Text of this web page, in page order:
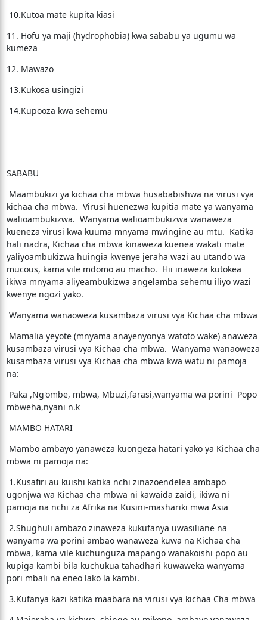
10.Kutoa mate kupita kiasi
11. Hofu ya maji (hydrophobia) kwa sababu ya ugumu wa
kumeza
12. Mawazo
13.Kukosa usingizi
14.Kupooza kwa sehemu
SABABU
Maambukizi ya kichaa cha mbwa husababishwa na virusi vya
kichaa cha mbwa. Virusi huenezwa kupitia mate ya wanyama
walioambukizwa. Wanyama walioambukizwa wanaweza
kueneza virusi kwa kuuma mnyama mwingine au mtu. Katika
hali nadra, Kichaa cha mbwa kinaweza kuenea wakati mate
yaliyoambukizwa huingia kwenye jeraha wazi au utando wa
mucous, kama vile mdomo au macho. Hii inaweza kutokea
ikiwa mnyama aliyeambukizwa angelamba sehemu iliyo wazi
kwenye ngozi yako.
Wanyama wanaoweza kusambaza virusi vya Kichaa cha mbwa
Mamalia yeyote (mnyama anayenyonya watoto wake) anaweza
kusambaza virusi vya Kichaa cha mbwa. Wanyama wanaoweza
kusambaza virusi vya Kichaa cha mbwa kwa watu ni pamoja
na:
Paka ,Ng'ombe, mbwa, Mbuzi,farasi,wanyama wa porini Popo
mbweha,nyani n.k
MAMBO HATARI
Mambo ambayo yanaweza kuongeza hatari yako ya Kichaa cha
mbwa ni pamoja na:
1.Kusafiri au kuishi katika nchi zinazoendelea ambapo
ugonjwa wa Kichaa cha mbwa ni kawaida zaidi, ikiwa ni
pamoja na nchi za Afrika na Kusini-mashariki mwa Asia
2.Shughuli ambazo zinaweza kukufanya uwasiliane na
wanyama wa porini ambao wanaweza kuwa na Kichaa cha
mbwa, kama vile kuchunguza mapango wanakoishi popo au
kupiga kambi bila kuchukua tahadhari kuwaweka wanyama
pori mbali na eneo lako la kambi.
3.Kufanya kazi katika maabara na virusi vya kichaa Cha mbwa